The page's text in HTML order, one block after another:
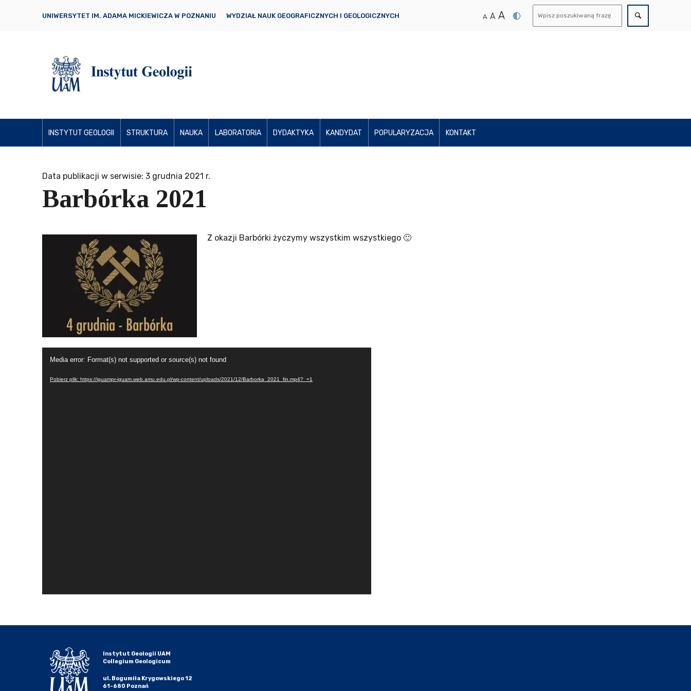
UNIWERSYTET IM. ADAMA MICKIEWICZA W POZNANIU WYDZIAŁ NAUK GEOGRAFICZNYCH I GEOLOGICZNYCH A A A
INSTYTUT GEOLOGII STRUKTURA NAUKA LABORATORIA DYDAKTYKA KANDYDAT POPULARYZACJA KONTAKT
Data publikacji w serwisie: 3 grudnia 2021 r.
Barbórka 2021
Z okazji Barbórki życzymy wszystkim wszystkiego 🙂
Media error: Format(s) not supported or source(s) not found
Pobierz plik: https://iguampr-iguam.web.amu.edu.pl/wp-content/uploads/2021/12/Barborka_2021_fin.mp4?_=1
Instytut Geologii UAM
Collegium Geologicum
ul. Bogumiła Krygowskiego 12
61-680 Poznań